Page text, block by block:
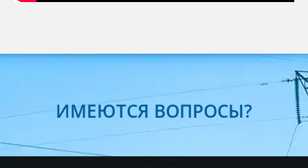
ИМЕЮТСЯ ВОПРОСЫ?